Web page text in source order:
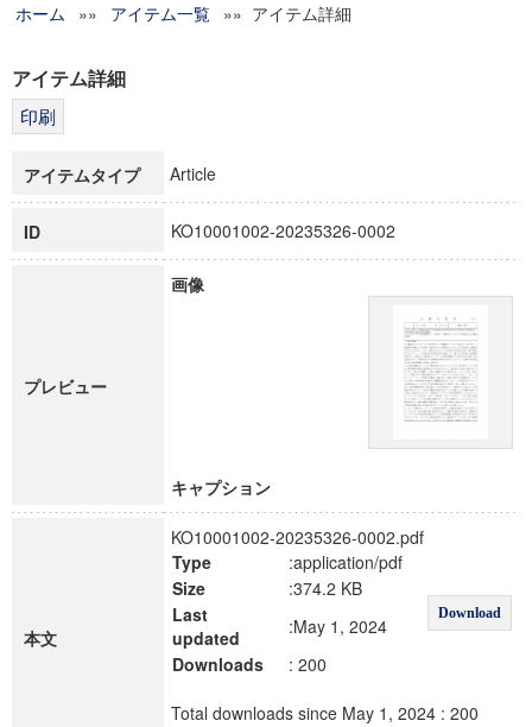
グローバルリサーチインスティテュート
科学研究費補助金研究成果報告書
博士課程教育リーディングプログラム「超成熟社会発展のサ
ホーム »» アイテム一覧 »» アイテム詳細
アイテム詳細
アイテムタイプ Article
ID KO10001002-20235326-0002
プレビュー
画像
キャプション
本文
KO10001002-20235326-0002.pdf
Type
:application/pdf
Download
Size
:374.2 KB
Last
updated
:May 1, 2024
Downloads
: 200
Total downloads since May 1, 2024 : 200